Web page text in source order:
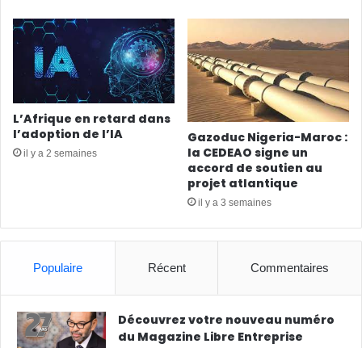
L’Afrique en retard dans
l’adoption de l’IA
il y a 2 semaines
Gazoduc Nigeria-Maroc :
la CEDEAO signe un
accord de soutien au
projet atlantique
il y a 3 semaines
Populaire Récent Commentaires
Découvrez votre nouveau numéro
du Magazine Libre Entreprise